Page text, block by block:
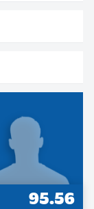
95.56